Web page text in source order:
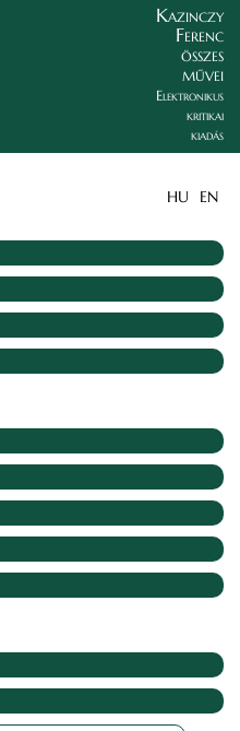
Kazinczy
Ferenc
összes
művei
Elektronikus
kritikai
kiadás
HU EN